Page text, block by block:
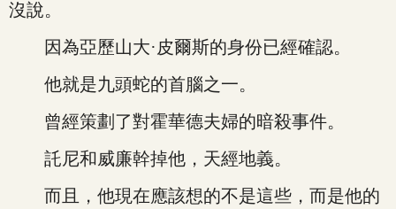
沒說。
因為亞歷山大·皮爾斯的身份已經確認。
他就是九頭蛇的首腦之一。
曾經策劃了對霍華德夫婦的暗殺事件。
託尼和威廉幹掉他，天經地義。
而且，他現在應該想的不是這些，而是他的